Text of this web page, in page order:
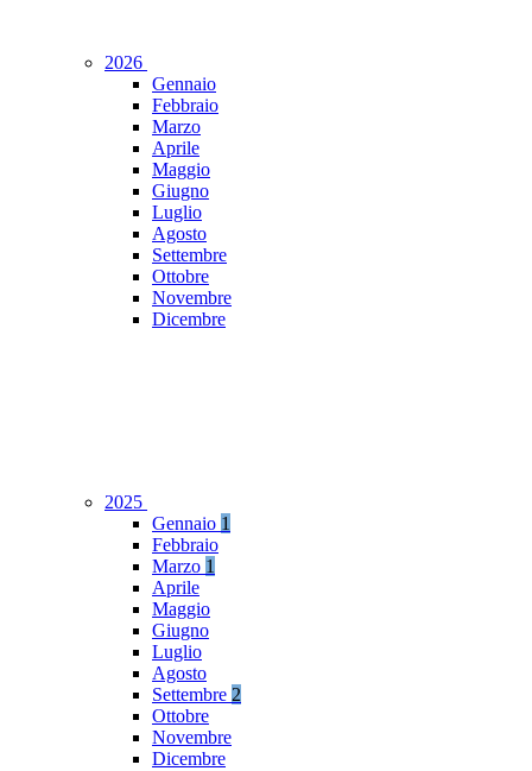
2026
Gennaio
Febbraio
Marzo
Aprile
Maggio
Giugno
Luglio
Agosto
Settembre
Ottobre
Novembre
Dicembre
2025
Gennaio 1
Febbraio
Marzo 1
Aprile
Maggio
Giugno
Luglio
Agosto
Settembre 2
Ottobre
Novembre
Dicembre